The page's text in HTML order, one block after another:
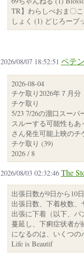
TR】わらしべおま〇
しょく (1) どじろーブ
2026/08/07 18:52:51 ペテ
2026-08-04
チケ取り2026年７月分
チケ取り
5/23 7/26の溜口スー
スルーする可能性も
さん発生可能上映の
チケ取り (39)
2026 / 8
2026/08/03 02:32:46 The
出張日数が9日から10
出張日数、下着枚数、
出張に下着（以下、パ
蔓延し、下痢症状者
になるのは、いくつ
Life is Beautif